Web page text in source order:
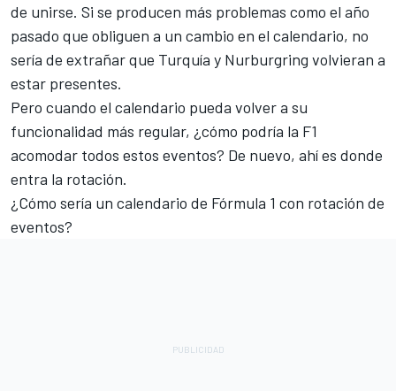
de unirse. Si se producen más problemas como el año
pasado que obliguen a un cambio en el calendario, no
sería de extrañar que Turquía y Nurburgring volvieran a
estar presentes.
Pero cuando el calendario pueda volver a su
funcionalidad más regular, ¿cómo podría la F1
acomodar todos estos eventos? De nuevo, ahí es donde
entra la rotación.
¿Cómo sería un calendario de Fórmula 1 con rotación de
eventos?